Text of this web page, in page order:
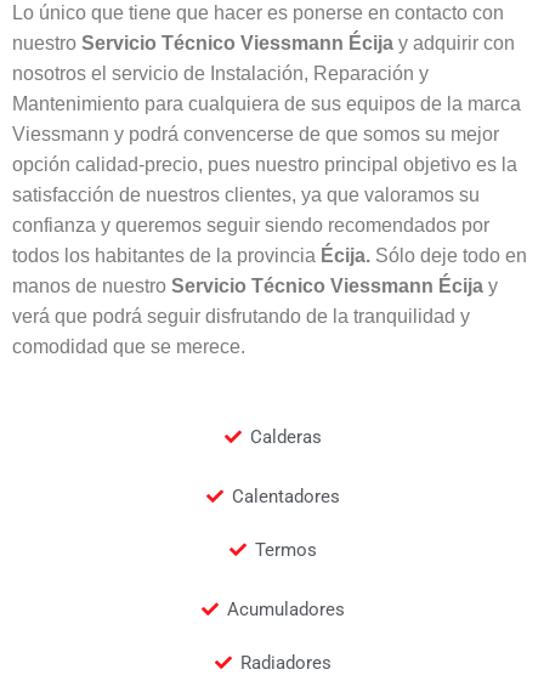
Lo único que tiene que hacer es ponerse en contacto con
nuestro Servicio Técnico Viessmann Écija y adquirir con
nosotros el servicio de Instalación, Reparación y
Mantenimiento para cualquiera de sus equipos de la marca
Viessmann y podrá convencerse de que somos su mejor
opción calidad-precio, pues nuestro principal objetivo es la
satisfacción de nuestros clientes, ya que valoramos su
confianza y queremos seguir siendo recomendados por
todos los habitantes de la provincia Écija. Sólo deje todo en
manos de nuestro Servicio Técnico Viessmann Écija y
verá que podrá seguir disfrutando de la tranquilidad y
comodidad que se merece.
Calderas
Calentadores
Termos
Acumuladores
Radiadores